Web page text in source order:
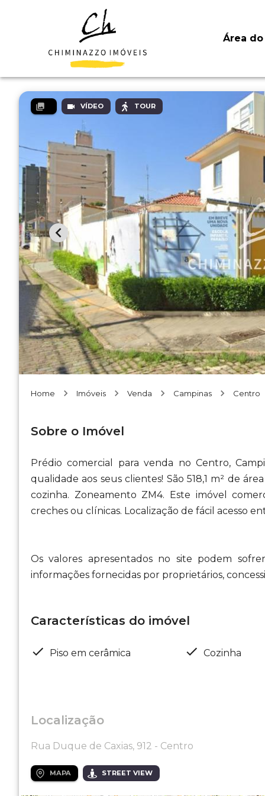
Área
VÍDEO TOUR
Home Imóveis Venda Campinas Centro
Sobre o Imóvel
Prédio comercial para venda no Centro,
qualidade aos seus clientes! São 518,1 m² de
cozinha. Zoneamento ZM4. Este imóvel
creches ou clínicas. Localização de fácil acesso
Os valores apresentados no site podem
informações fornecidas por proprietários,
Características do imóvel
Piso em cerâmica Cozinha
Localização
Rua Duque de Caxias, 912 - Centro
MAPA STREET VIEW